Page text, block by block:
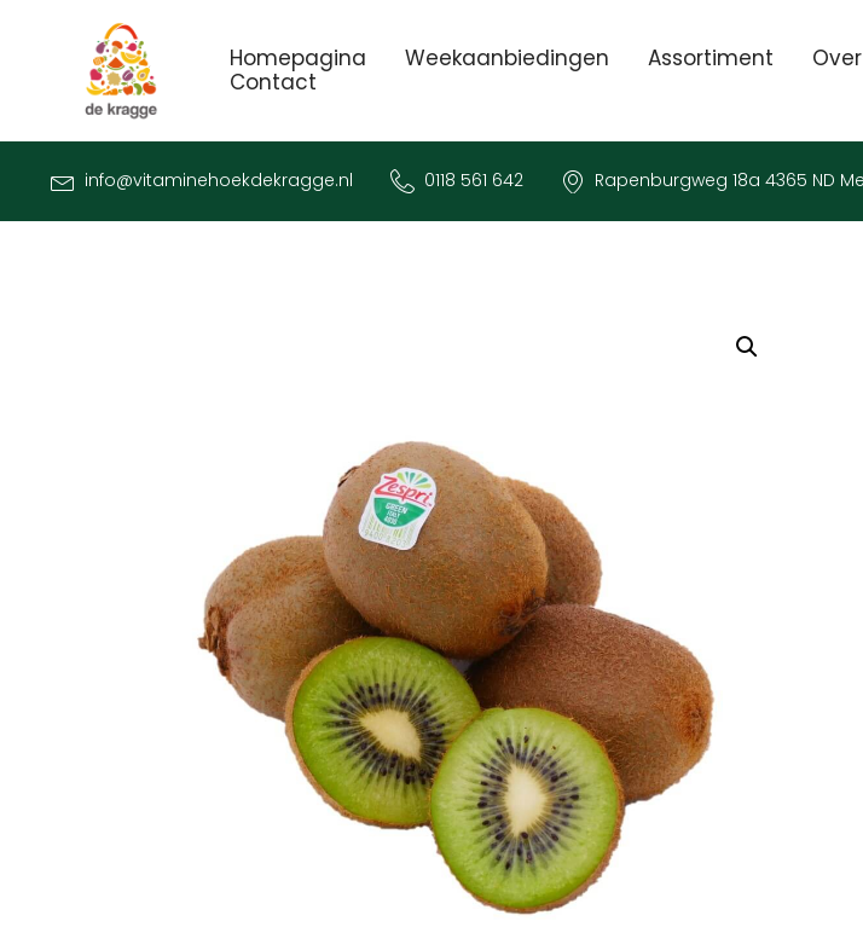
Homepagina Weekaanbiedingen Assortiment
Contact
info@vitaminehoekdekragge.nl 0118 561 642 Rapenburgweg 18a 4365 ND